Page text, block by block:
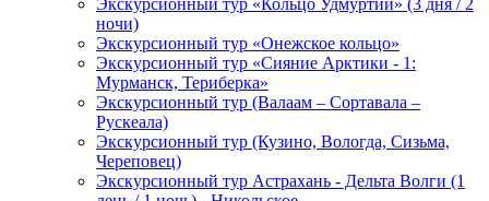
Экскурсионный тур «Кольцо Удмуртии» (3 дня / 2
ночи)
Экскурсионный тур «Онежское кольцо»
Экскурсионный тур «Сияние Арктики - 1:
Мурманск, Териберка»
Экскурсионный тур (Валаам – Сортавала –
Рускеала)
Экскурсионный тур (Кузино, Вологда, Сизьма,
Череповец)
Экскурсионный тур Астрахань - Дельта Волги (1